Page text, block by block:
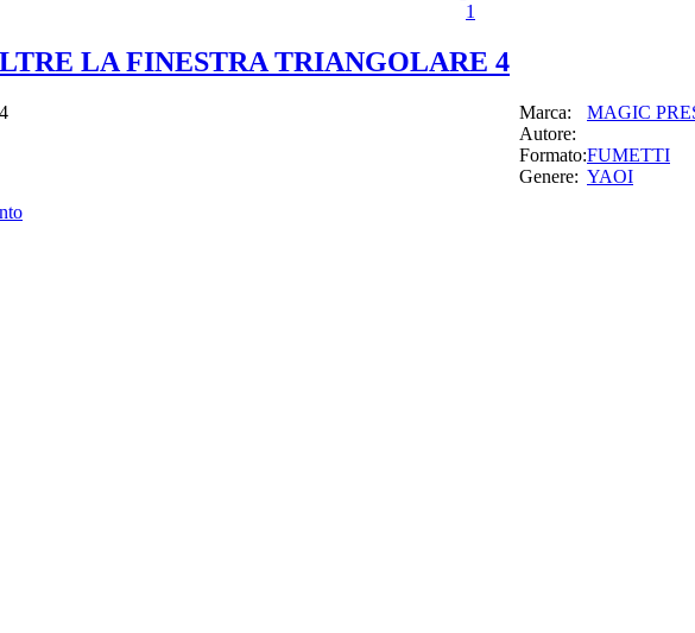
1
LA FINESTRA TRIANGOLARE 4
Marca:
MAGIC
Autore:
Formato:FUMETTI
Genere: YAOI